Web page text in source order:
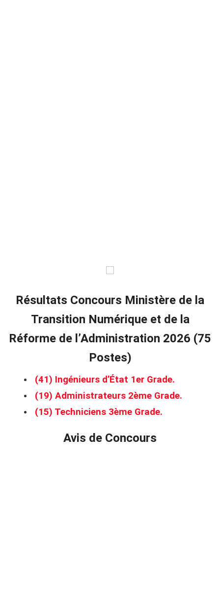
Résultats Concours Ministère de la
Transition Numérique et de la
Réforme de l’Administration 2026 (75
Postes)
(41) Ingénieurs d’État 1er Grade.
(19) Administrateurs 2ème Grade.
(15) Techniciens 3ème Grade.
Avis de Concours